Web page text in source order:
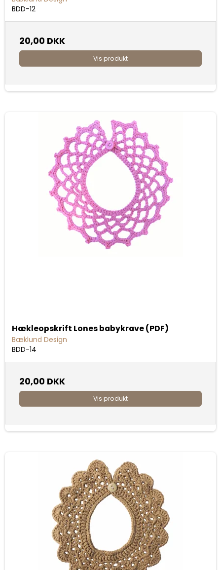
BDD-12
20,00 DKK
Vis produkt
Hækleopskrift Lones babykrave (PDF)
Bæklund Design
BDD-14
20,00 DKK
Vis produkt